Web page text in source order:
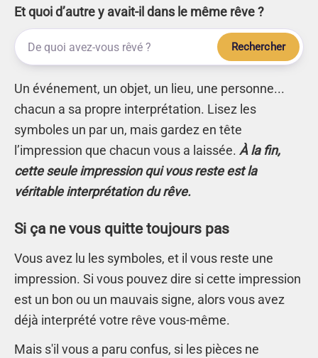
Et quoi d’autre y avait-il dans le même rêve ?
Rechercher
Un événement, un objet, un lieu, une personne...
chacun a sa propre interprétation. Lisez les
symboles un par un, mais gardez en tête
l’impression que chacun vous a laissée. À la fin,
cette seule impression qui vous reste est la
véritable interprétation du rêve.
Si ça ne vous quitte toujours pas
Vous avez lu les symboles, et il vous reste une
impression. Si vous pouvez dire si cette impression
est un bon ou un mauvais signe, alors vous avez
déjà interprété votre rêve vous-même.
Mais s'il vous a paru confus, si les pièces ne